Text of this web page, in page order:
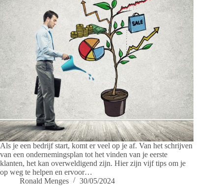
Als je een bedrijf start, komt er veel op je af. Van het schrijven
van een ondernemingsplan tot het vinden van je eerste
klanten, het kan overweldigend zijn. Hier zijn vijf tips om je
op weg te helpen en ervoor…
Ronald Menges
30/05/2024